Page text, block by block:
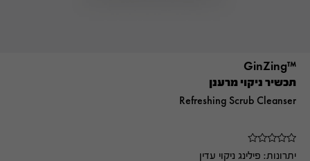
™GinZing
תכשיר ניקוי מרענן
Refreshing Scrub Cleanser
יתרונות: פילינג ניקוי עדין